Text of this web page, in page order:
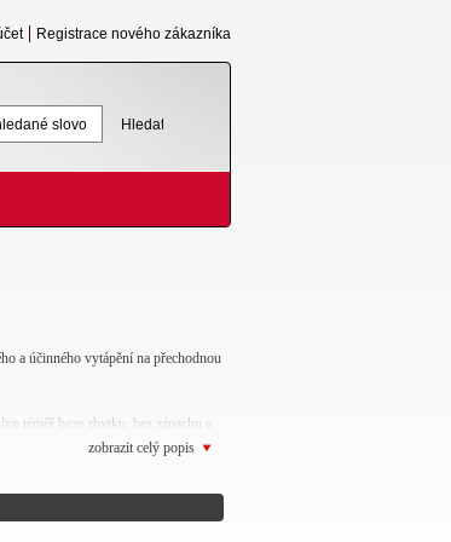
Registrace nového zákazníka
a účinného vytápění na přechodnou
téměř beze zbytku, bez zápachu a
zobrazit celý popis